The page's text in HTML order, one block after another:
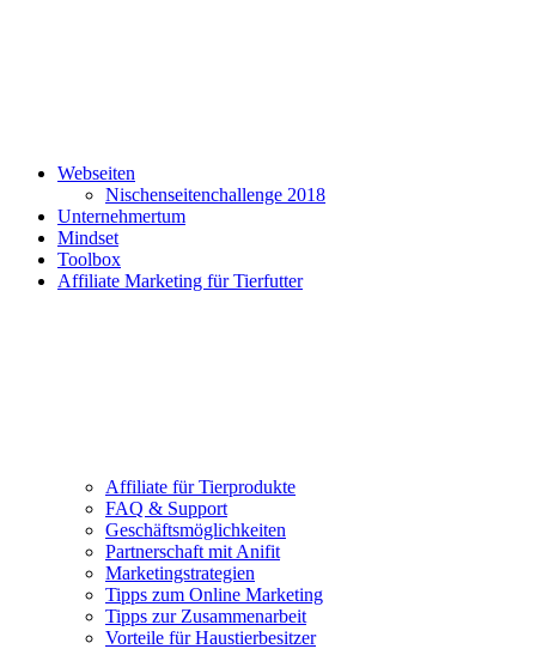
Webseiten
Nischenseitenchallenge 2018
Unternehmertum
Mindset
Toolbox
Affiliate Marketing für Tierfutter
Affiliate für Tierprodukte
FAQ & Support
Geschäftsmöglichkeiten
Partnerschaft mit Anifit
Marketingstrategien
Tipps zum Online Marketing
Tipps zur Zusammenarbeit
Vorteile für Haustierbesitzer